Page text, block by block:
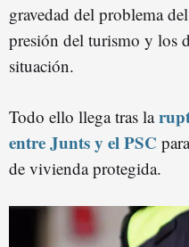
gravedad del problema
presión del turismo y los
situación.
Todo ello llega tras la
entre Junts y el PSC
de vivienda protegida.